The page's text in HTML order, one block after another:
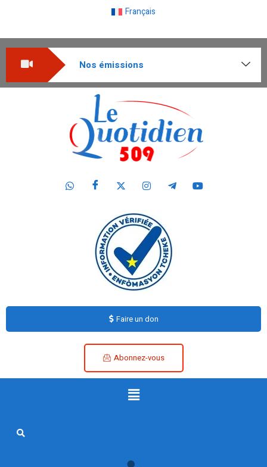
Français
Nos émissions
Faire un don
Abonnez-vous